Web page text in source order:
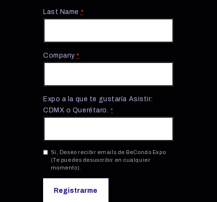
Last Name *
Company*
Expo a la que te gustaría Asistir:
CDMX o Querétaro.*
Si, Deseo recibir emails de BeCondo Expo
(Te puedes desuscribir en cualquier
momento).